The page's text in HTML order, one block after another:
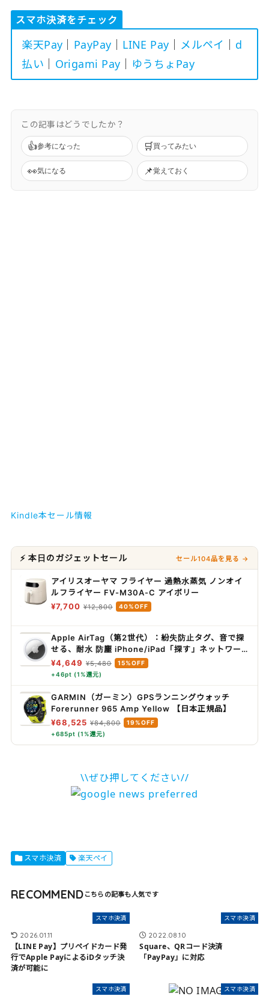
スマホ決済をチェック
楽天Pay PayPay LINE Pay メルペイ
d
払い
Origami Pay ゆうちょPay
この記事はどうでしたか？
👍参考になった 🛒買ってみたい
👀気になる 📌覚えておく
Kindle本セール情報
⚡ 本日のガジェットセール セール104品を見る →
アイリスオーヤマ フライヤー 過熱水蒸気 ノンオイ
ルフライヤー FV-M30A-C アイボリー
¥7,700 ¥12,800 40%OFF
Apple AirTag（第2世代）：紛失防止タグ、音で探
せる、耐水 防塵 iPhone/iPad「探す」ネットワー
ク対応、探せる範囲が最大1.5 倍に広がった「正確
な場所を見つける」機能搭載
¥4,649 ¥5,480
15%OFF
+46pt (1%還元)
GARMIN（ガーミン）GPSランニングウォッチ
Forerunner 965 Amp Yellow 【日本正規品】
¥68,525 ¥84,800
19%OFF
+685pt (1%還元)
\\ぜひ押してください//
スマホ決済 楽天ペイ
RECOMMEND
スマホ決済
2026.01.11
【LINE Pay】プリペイドカード発
行でApple PayによるiDタッチ決
済が可能に
スマホ決済
2022.08.10
Square、QRコード決済
「PayPay」に対応
スマホ決済 スマホ決済